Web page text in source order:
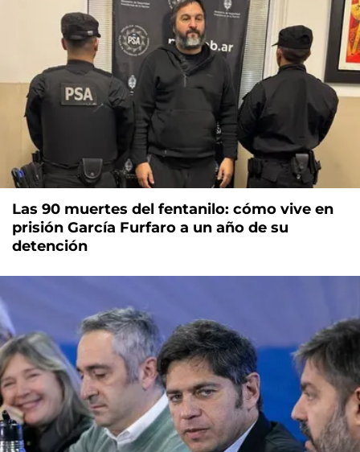
Las 90 muertes del fentanilo: cómo vive en
prisión García Furfaro a un año de su
detención